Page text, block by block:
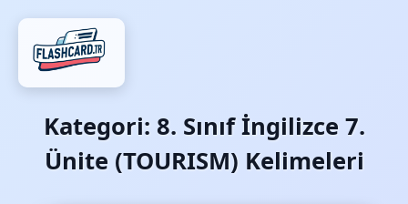
Kategori: 8. Sınıf İngilizce 7.
Ünite (TOURISM) Kelimeleri